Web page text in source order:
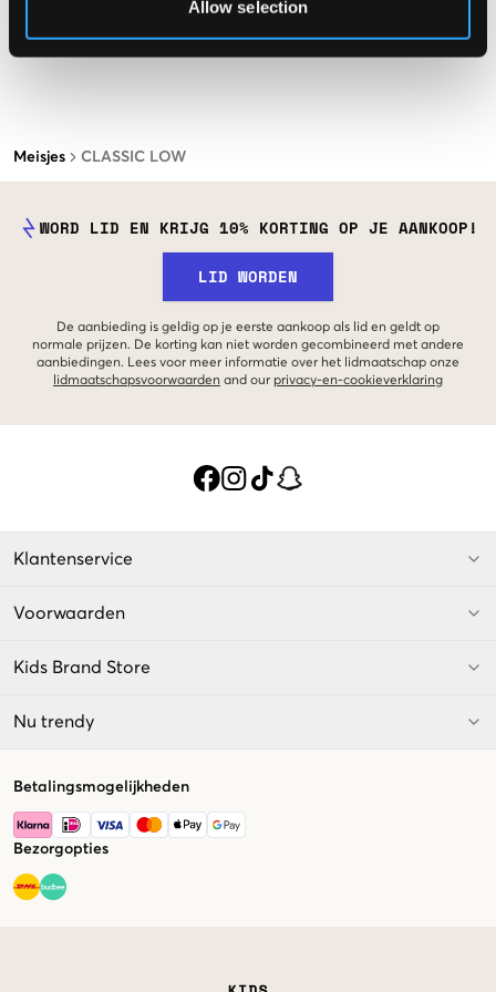
Allow selection
Meisjes CLASSIC LOW
WORD LID EN KRIJG 10% KORTING OP JE AANKOOP!
LID WORDEN
De aanbieding is geldig op je eerste aankoop als lid en geldt op
normale prijzen. De korting kan niet worden gecombineerd met andere
aanbiedingen. Lees voor meer informatie over het lidmaatschap onze
lidmaatschapsvoorwaarden and our privacy-en-cookieverklaring
Klantenservice
Voorwaarden
Kids Brand Store
Nu trendy
Betalingsmogelijkheden
Bezorgopties